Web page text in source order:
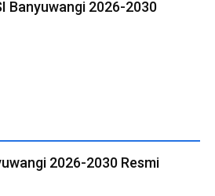
Banyuwangi 2026-2030
2026-2030 Resmi